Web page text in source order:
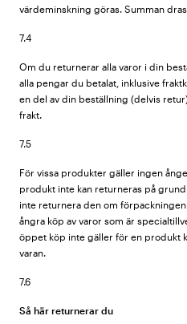
värdeminskning göras. Summan
7.4
Om du returnerar alla varor i din
alla pengar du betalat, inklusive
en del av din beställning (delvis
frakt.
7.5
För vissa produkter gäller ingen
produkt inte kan returneras på
inte returnera den om
ångra köp av varor som är
öppet köp inte gäller för en produkt
varan.
7.6
Så här returnerar du